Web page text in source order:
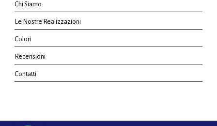
Chi Siamo
Le Nostre Realizzazioni
Colori
Recensioni
Contatti